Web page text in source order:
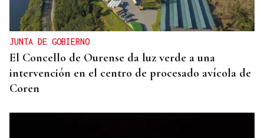
JUNTA DE GOBIERNO
El Concello de Ourense da luz verde a una
intervención en el centro de procesado avícola de
Coren